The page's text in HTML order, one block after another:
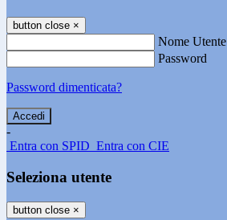
button close ×
Nome Utente
Password
Password dimenticata?
-
Entra con SPID Entra con CIE
Seleziona utente
button close ×